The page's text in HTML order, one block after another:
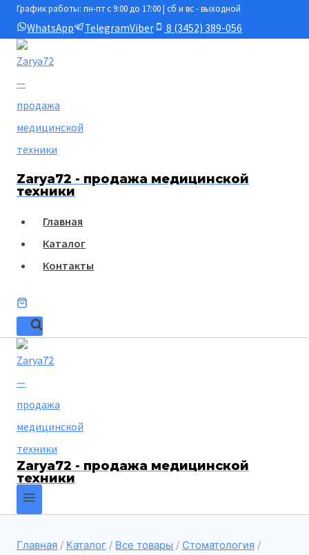
Перейти
содержимому
График работы: пн-пт с 9:00 до 17:00 | сб и вс - выходной
WhatsApp TelegramViber 8 (3452) 389-056
Zarya72 - продажа медицинской
техники
Главная
Каталог
Контакты
Zarya72 - продажа медицинской
техники
Главная / Каталог / Все товары / Стоматология /